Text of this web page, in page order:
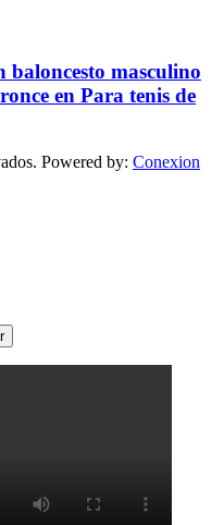
baloncesto masculino
en Para tenis de
Powered by: Conexion